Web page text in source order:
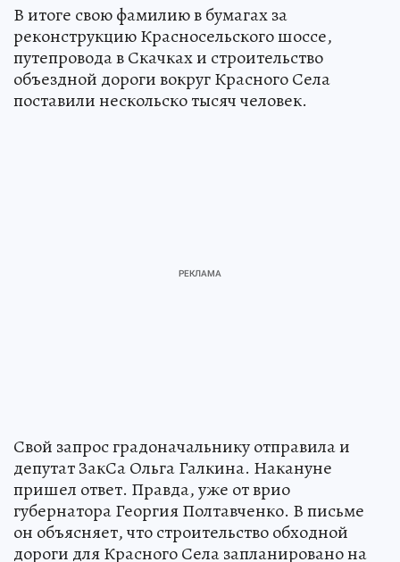
В итоге свою фамилию в бумагах за
реконструкцию Красносельского шоссе,
путепровода в Скачках и строительство
объездной дороги вокруг Красного Села
поставили нескольско тысяч человек.
Свой запрос градоначальнику отправила и
депутат ЗакСа Ольга Галкина. Накануне
пришел ответ. Правда, уже от врио
губернатора Георгия Полтавченко. В письме
он объясняет, что строительство обходной
дороги для Красного Села запланировано на